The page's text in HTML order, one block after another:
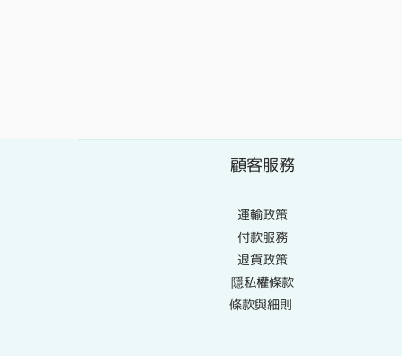
顧客服務
運輸政策
付款服務
退貨政策
隱私權條款
條款與細則